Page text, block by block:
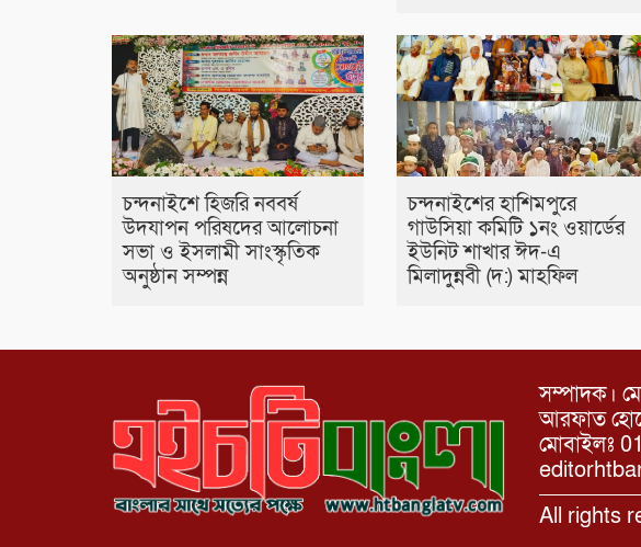
চন্দনাইশে হিজরি নববর্ষ
উদযাপন পরিষদের আলোচনা
সভা ও ইসলামী সাংস্কৃতিক
অনুষ্ঠান সম্পন্ন
চন্দনাইশের হাশিমপুরে
গাউসিয়া কমিটি ১নং ওয়ার্ডের
ইউনিট শাখার ঈদ-এ
মিলাদুন্নবী (দ:) মাহফিল
সম্পাদক।
আরফাত
মোবাইলঃ
All rights